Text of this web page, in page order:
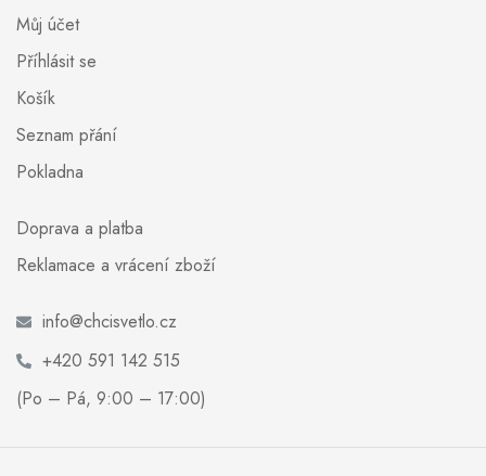
Můj účet
Příhlásit se
Košík
Seznam přání
Pokladna
Doprava a platba
Reklamace a vrácení zboží
info@chcisvetlo.cz
+420 591 142 515
(Po – Pá, 9:00 – 17:00)